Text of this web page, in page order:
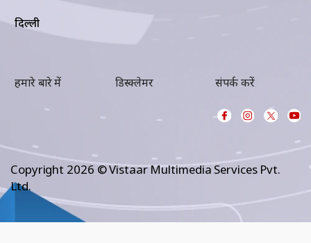
दिल्ली
हमारे बारे में डिस्क्लेमर संपर्क करें
Copyright 2026 © Vistaar Multimedia Services Pvt.
Ltd.